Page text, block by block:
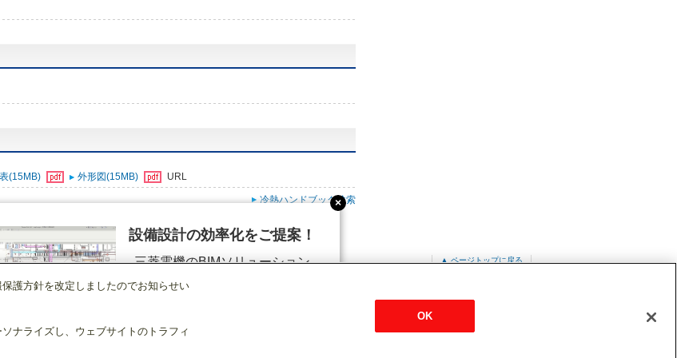
(15MB) 外形図(15MB) URL
冷熱ハンドブック検索
▲ ページトップに戻る
設備設計の効率化をご提案！
三菱電機のBIMソリューション
（空調.換気.照明）
護方針を改定しましたのでお知らせい
ナライズし、ウェブサイトのトラフィ
OK